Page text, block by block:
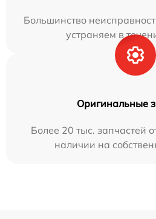
Большинство
устраняем в
Оригинальные
Более 20 тыс. запчастей
наличии на